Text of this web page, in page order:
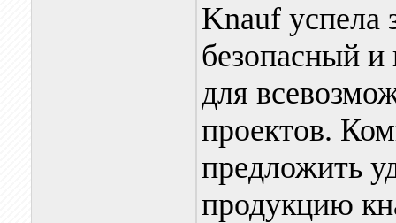
Knauf успела
безопасный и
для
проектов.
предложить
продукцию